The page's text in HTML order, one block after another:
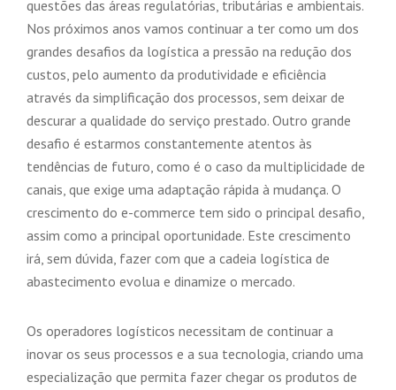
questões das áreas regulatórias, tributárias e ambientais.
Nos próximos anos vamos continuar a ter como um dos
grandes desafios da logística a pressão na redução dos
custos, pelo aumento da produtividade e eficiência
através da simplificação dos processos, sem deixar de
descurar a qualidade do serviço prestado. Outro grande
desafio é estarmos constantemente atentos às
tendências de futuro, como é o caso da multiplicidade de
canais, que exige uma adaptação rápida à mudança. O
crescimento do e-commerce tem sido o principal desafio,
assim como a principal oportunidade. Este crescimento
irá, sem dúvida, fazer com que a cadeia logística de
abastecimento evolua e dinamize o mercado.
Os operadores logísticos necessitam de continuar a
inovar os seus processos e a sua tecnologia, criando uma
especialização que permita fazer chegar os produtos de